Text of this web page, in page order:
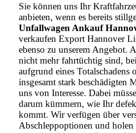
Sie können uns Ihr
anbieten, wenn es bereits
Unfallwagen Ankauf
verkaufen Export Hannover
ebenso zu unserem Angebot.
nicht mehr fahrtüchtig sind,
aufgrund eines Totalschadens
insgesamt stark beschädigten
uns von Interesse. Dabei
darum kümmern, wie Ihr
kommt. Wir verfügen über
Abschleppoptionen und holen